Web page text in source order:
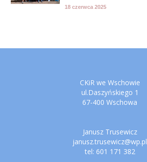
18 czerwca 2025
CKiR we Wschowie
ul.Daszyńskiego 1
67-400 Wschowa
Janusz Trusewicz
janusz.trusewicz@wp.pl
tel: 601 171 382